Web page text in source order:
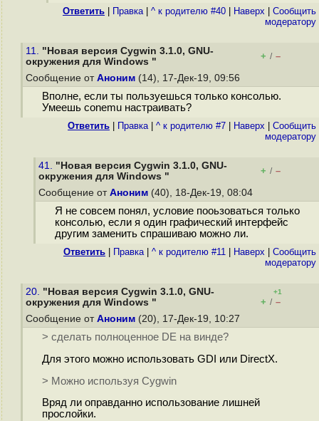
Ответить Правка| ^ к родителю #40 Наверх
Cообщить
модератору
11. "Новая версия Cygwin 3.1.0, GNU-
окружения для Windows "
+ / –
Сообщение от Аноним (14), 17-Дек-19, 09:56
Вполне, если ты пользуешься только консолью.
Умеешь conemu настраивать?
Ответить Правка| ^ к родителю #7 Наверх
Cообщить
модератору
41. "Новая версия Cygwin 3.1.0, GNU-
окружения для Windows "
+ / –
Сообщение от Аноним (40), 18-Дек-19, 08:04
Я не совсем понял, условие пооьзоваться только
консолью, если я один графический интерфейс
другим заменить спрашиваю можно ли.
Ответить Правка| ^ к родителю #11 Наверх
Cообщить
модератору
20. "Новая версия Cygwin 3.1.0, GNU-
окружения для Windows "
+1
+ / –
Сообщение от Аноним (20), 17-Дек-19, 10:27
> сделать полноценное DE на винде?
Для этого можно использовать GDI или DirectX.
> Можно используя Cygwin
Вряд ли оправданно использование лишней
прослойки.